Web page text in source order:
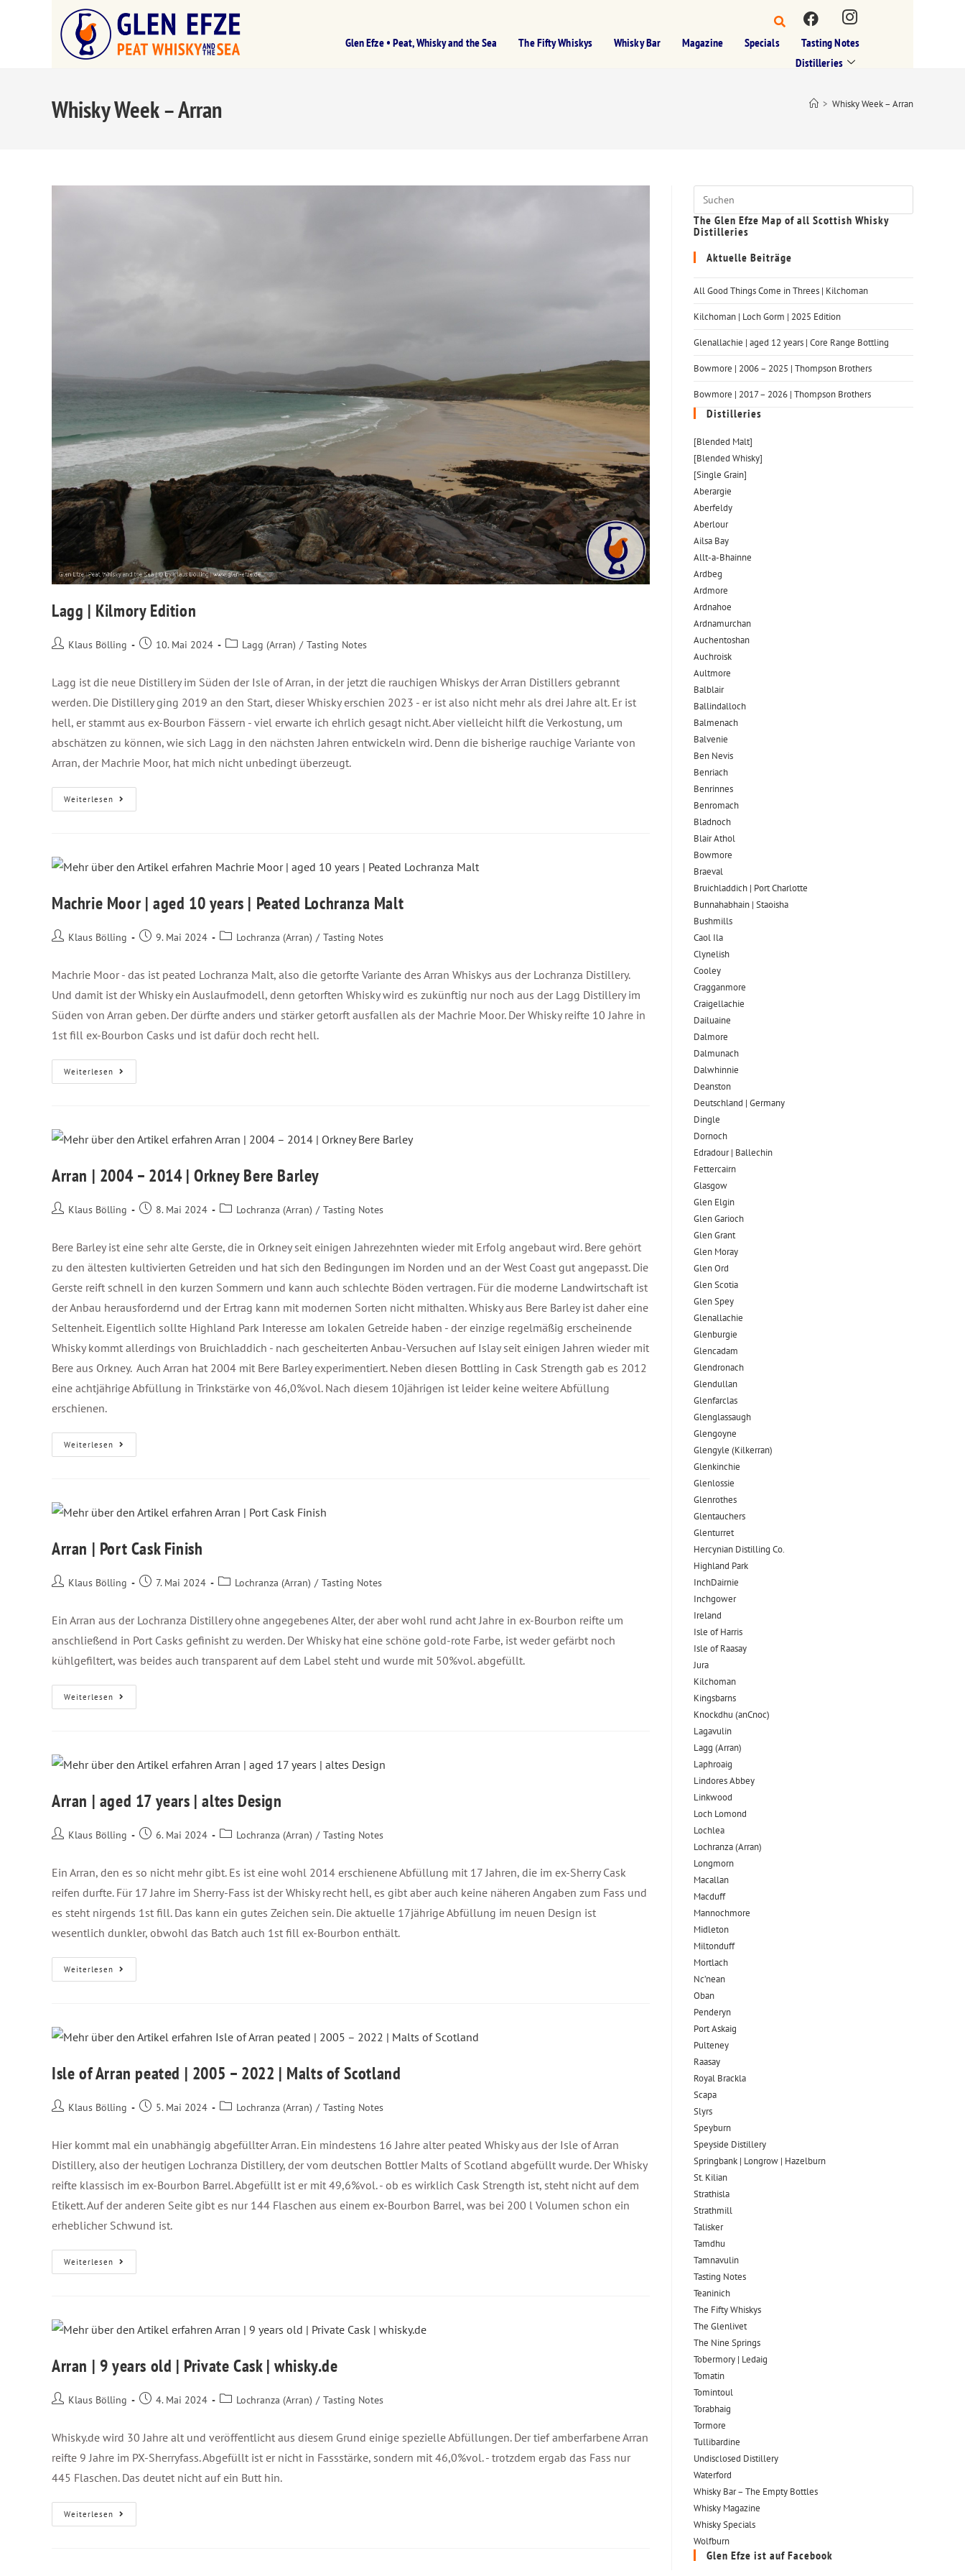
Glen Efze • Peat, Whisky and the Sea The Fifty Whiskys Whisky Bar Magazine Specials
Tasting Notes
Distilleries
Whisky Week – Arran > Whisky Week – Arran
Lagg | Kilmory Edition
Klaus Bölling 10. Mai 2024 Lagg (Arran) / Tasting Notes
Lagg ist die neue Distillery im Süden der Isle of Arran, in der jetzt die rauchigen Whiskys der Arran Distillers gebrannt
werden. Die Distillery ging 2019 an den Start, dieser Whisky erschien 2023 - er ist also nicht mehr als drei Jahre alt. Er ist
hell, er stammt aus ex-Bourbon Fässern - viel erwarte ich ehrlich gesagt nicht. Aber vielleicht hilft die Verkostung, um
abschätzen zu können, wie sich Lagg in den nächsten Jahren entwickeln wird. Denn die bisherige rauchige Variante von
Arran, der Machrie Moor, hat mich nicht unbedingt überzeugt.
Weiterlesen
Machrie Moor | aged 10 years | Peated Lochranza Malt
Klaus Bölling 9. Mai 2024 Lochranza (Arran) / Tasting Notes
Machrie Moor - das ist peated Lochranza Malt, also die getorfte Variante des Arran Whiskys aus der Lochranza Distillery.
Und damit ist der Whisky ein Auslaufmodell, denn getorften Whisky wird es zukünftig nur noch aus der Lagg Distillery im
Süden von Arran geben. Der dürfte anders und stärker getorft ausfallen als der Machrie Moor. Der Whisky reifte 10 Jahre in
1st fill ex-Bourbon Casks und ist dafür doch recht hell.
Weiterlesen
Arran | 2004 – 2014 | Orkney Bere Barley
Klaus Bölling 8. Mai 2024 Lochranza (Arran) / Tasting Notes
Bere Barley ist eine sehr alte Gerste, die in Orkney seit einigen Jahrezehnten wieder mit Erfolg angebaut wird. Bere gehört
zu den ältesten kultivierten Getreiden und hat sich den Bedingungen im Norden und an der West Coast gut angepasst. Die
Gerste reift schnell in den kurzen Sommern und kann auch schlechte Böden vertragen. Für die moderne Landwirtschaft ist
der Anbau herausfordernd und der Ertrag kann mit modernen Sorten nicht mithalten. Whisky aus Bere Barley ist daher eine
Seltenheit. Eigentlich sollte Highland Park Interesse am lokalen Getreide haben - der einzige regelmäßig erscheinende
Whisky kommt allerdings von Bruichladdich - nach gescheiterten Anbau-Versuchen auf Islay seit einigen Jahren wieder mit
Bere aus Orkney. Auch Arran hat 2004 mit Bere Barley experimentiert. Neben diesen Bottling in Cask Strength gab es 2012
eine achtjährige Abfüllung in Trinkstärke von 46,0%vol. Nach diesem 10jährigen ist leider keine weitere Abfüllung
erschienen.
Weiterlesen
Arran | Port Cask Finish
Klaus Bölling 7. Mai 2024 Lochranza (Arran) / Tasting Notes
Ein Arran aus der Lochranza Distillery ohne angegebenes Alter, der aber wohl rund acht Jahre in ex-Bourbon reifte um
anschließend in Port Casks gefinisht zu werden. Der Whisky hat eine schöne gold-rote Farbe, ist weder gefärbt noch
kühlgefiltert, was beides auch transparent auf dem Label steht und wurde mit 50%vol. abgefüllt.
Weiterlesen
Arran | aged 17 years | altes Design
Klaus Bölling 6. Mai 2024 Lochranza (Arran) / Tasting Notes
Ein Arran, den es so nicht mehr gibt. Es ist eine wohl 2014 erschienene Abfüllung mit 17 Jahren, die im ex-Sherry Cask
reifen durfte. Für 17 Jahre im Sherry-Fass ist der Whisky recht hell, es gibt aber auch keine näheren Angaben zum Fass und
es steht nirgends 1st fill. Das kann ein gutes Zeichen sein. Die aktuelle 17jährige Abfüllung im neuen Design ist
wesentlich dunkler, obwohl das Batch auch 1st fill ex-Bourbon enthält.
Weiterlesen
Isle of Arran peated | 2005 – 2022 | Malts of Scotland
Klaus Bölling 5. Mai 2024 Lochranza (Arran) / Tasting Notes
Hier kommt mal ein unabhängig abgefüllter Arran. Ein mindestens 16 Jahre alter peated Whisky aus der Isle of Arran
Distillery, also der heutigen Lochranza Distillery, der vom deutschen Bottler Malts of Scotland abgefüllt wurde. Der Whisky
reifte klassisch im ex-Bourbon Barrel. Abgefüllt ist er mit 49,6%vol. - ob es wirklich Cask Strength ist, steht nicht auf dem
Etikett. Auf der anderen Seite gibt es nur 144 Flaschen aus einem ex-Bourbon Barrel, was bei 200 l Volumen schon ein
erheblicher Schwund ist.
Weiterlesen
Arran | 9 years old | Private Cask | whisky.de
Klaus Bölling 4. Mai 2024 Lochranza (Arran) / Tasting Notes
Whisky.de wird 30 Jahre alt und veröffentlicht aus diesem Grund einige spezielle Abfüllungen. Der tief amberfarbene Arran
reifte 9 Jahre im PX-Sherryfass. Abgefüllt ist er nicht in Fassstärke, sondern mit 46,0%vol. - trotzdem ergab das Fass nur
445 Flaschen. Das deutet nicht auf ein Butt hin.
Weiterlesen
The Glen Efze Map of all Scottish Whisky
Distilleries
Aktuelle Beiträge
All Good Things Come in Threes | Kilchoman
Kilchoman | Loch Gorm​ | 2025 Edition
Glenallachie | aged 12 years | Core Range Bottling
Bowmore | 2006 – 2025 | Thompson Brothers
Bowmore | 2017 – 2026 | Thompson Brothers
Distilleries
[Blended Malt]
[Blended Whisky]
[Single Grain]
Aberargie
Aberfeldy
Aberlour
Ailsa Bay
Allt-a-Bhainne
Ardbeg
Ardmore
Ardnahoe
Ardnamurchan
Auchentoshan
Auchroisk
Aultmore
Balblair
Ballindalloch
Balmenach
Balvenie
Ben Nevis
Benriach
Benrinnes
Benromach
Bladnoch
Blair Athol
Bowmore
Braeval
Bruichladdich | Port Charlotte
Bunnahabhain | Staoisha
Bushmills
Caol Ila
Clynelish
Cooley
Cragganmore
Craigellachie
Dailuaine
Dalmore​
Dalmunach
Dalwhinnie
Deanston
Deutschland | Germany
Dingle
Dornoch
Edradour | Ballechin
Fettercairn
Glasgow
Glen Elgin
Glen Garioch
Glen Grant
Glen Moray
Glen Ord
Glen Scotia
Glen Spey
Glenallachie
Glenburgie
Glencadam
Glendronach
Glendullan
Glenfarclas
Glenglassaugh
Glengoyne
Glengyle (Kilkerran)
Glenkinchie
Glenlossie
Glenrothes
Glentauchers
Glenturret
Hercynian Distilling Co.
Highland Park
InchDairnie
Inchgower
Ireland
Isle of Harris
Isle of Raasay
Jura
Kilchoman
Kingsbarns
Knockdhu (anCnoc)
Lagavulin
Lagg (Arran)
Laphroaig
Lindores Abbey
Linkwood
Loch Lomond
Lochlea
Lochranza (Arran)
Longmorn
Macallan
Macduff
Mannochmore
Midleton
Miltonduff
Mortlach
Nc’nean
Oban
Penderyn
Port Askaig
Pulteney
Raasay
Royal Brackla
Scapa
Slyrs
Speyburn
Speyside Distillery
Springbank | Longrow | Hazelburn
St. Kilian
Strathisla
Strathmill
Talisker
Tamdhu
Tamnavulin
Tasting Notes
Teaninich
The Fifty Whiskys
The Glenlivet
The Nine Springs
Tobermory | Ledaig
Tomatin
Tomintoul
Torabhaig
Tormore
Tullibardine
Undisclosed Distillery
Waterford
Whisky Bar – The Empty Bottles
Whisky Magazine
Whisky Specials
Wolfburn
Glen Efze ist auf Facebook